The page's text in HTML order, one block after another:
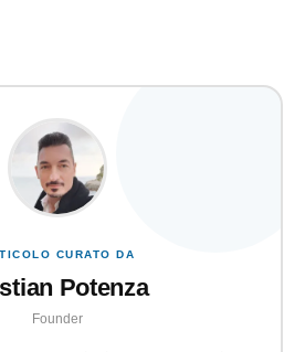
CURATO DA
Potenza
Founder